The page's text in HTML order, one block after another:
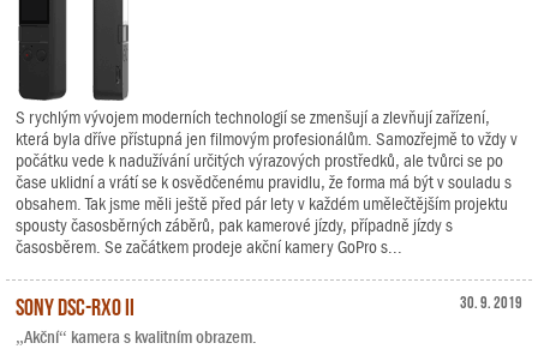
S rychlým vývojem moderních technologií se zmenšují a zlevňují zařízení,
která byla dříve přístupná jen filmovým profesionálům. Samozřejmě to vždy v
počátku vede k nadužívání určitých výrazových prostředků, ale tvůrci se po
čase uklidní a vrátí se k osvědčenému pravidlu, že forma má být v souladu s
obsahem. Tak jsme měli ještě před pár lety v každém umělečtějším projektu
spousty časosběrných záběrů, pak kamerové jízdy, případně jízdy s
časosběrem. Se začátkem prodeje akční kamery GoPro s...
30. 9. 2019
Sony DSC-RX0 II
„Akční“ kamera s kvalitním obrazem.